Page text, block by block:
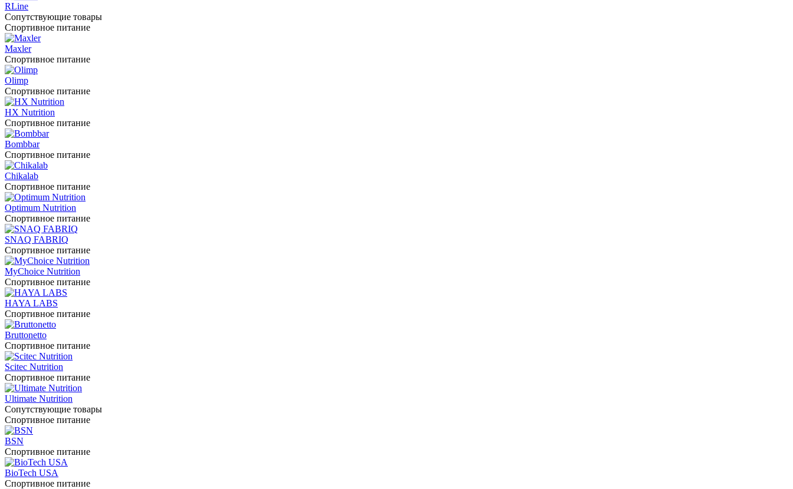
RLine
Сопутствующие товары
Спортивное питание
Maxler
Спортивное питание
Olimp
Спортивное питание
HX Nutrition
Спортивное питание
Bombbar
Спортивное питание
Chikalab
Спортивное питание
Optimum Nutrition
Спортивное питание
SNAQ FABRIQ
Спортивное питание
MyChoice Nutrition
Спортивное питание
HAYA LABS
Спортивное питание
Bruttonetto
Спортивное питание
Scitec Nutrition
Спортивное питание
Ultimate Nutrition
Сопутствующие товары
Спортивное питание
BSN
Спортивное питание
BioTech USA
Спортивное питание